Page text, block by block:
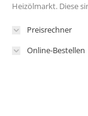
Heizölmarkt. Diese
Preisrechner
Online-Bestellen